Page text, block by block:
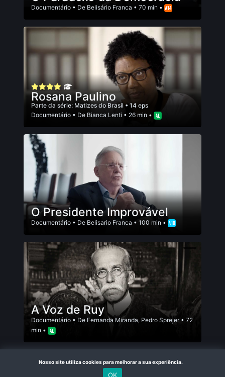
Documentário • De Belisário Franca • 70 min •
Rosana Paulino
Parte da série: Matizes do Brasil • 14 eps
Documentário • De Bianca Lenti • 26 min •
O Presidente Improvável
Documentário • De Belisario Franca • 100 min •
A Voz de Ruy
Documentário • De Fernanda Miranda, Pedro Sprejer• 72
min •
Nosso site utiliza cookies para melhorar a sua experiência.
OK